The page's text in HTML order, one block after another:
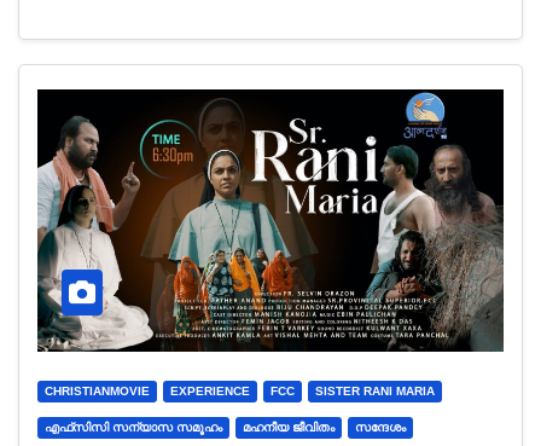
CHRISTIANMOVIE EXPERIENCE FCC SISTER RANI MARIA
എഫ്‌സിസി സന്യാസ സമൂഹം മഹനീയ ജീവിതം സന്ദേശം